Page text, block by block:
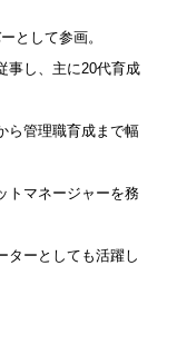
として参画。
事し、主に20代育成
ら管理職育成まで幅
トマネージャーを務
ターとしても活躍し